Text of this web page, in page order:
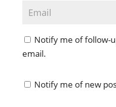
Notify me of follow-
email.
Notify me of new